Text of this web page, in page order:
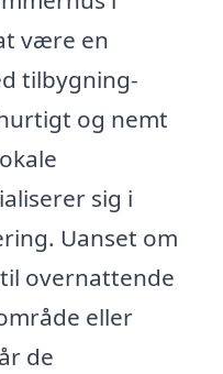
være en
tilbygning-
og nemt
sig i
Uanset om
overnattende
eller
de